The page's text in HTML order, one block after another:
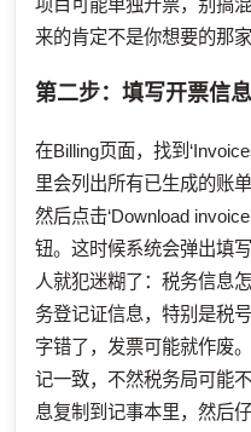
来的肯定不是你想要的那家
第二步：填写开票信息
在Billing页面，找到
里会列出所有已生成的账
然后点击‘Download
钮。这时候系统会弹出填
人就犯迷糊了：税务信息
务登记证信息，特别是税
字错了，发票可能就作废
记一致，不然税务局可能
息复制到记事本里，然后